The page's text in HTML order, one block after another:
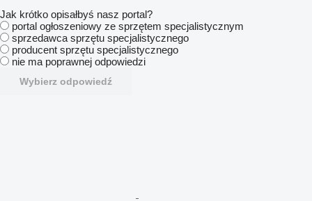
Jak krótko opisałbyś nasz portal?
portal ogłoszeniowy ze sprzętem specjalistycznym
sprzedawca sprzętu specjalistycznego
producent sprzętu specjalistycznego
nie ma poprawnej odpowiedzi
Wybierz odpowiedź